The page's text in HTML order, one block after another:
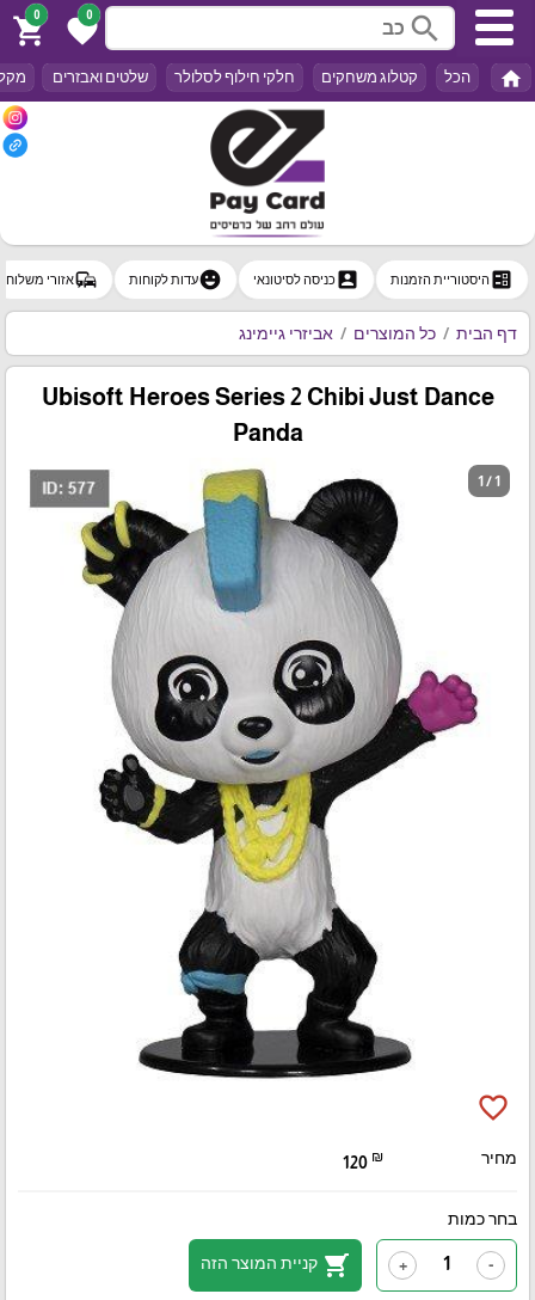
search
0
favorite
0
shopping_cart
home הכל קטלוג משחקים חלקי חילוף לסלולר שלטים ואבזרים
ballot היסטוריית הזמנות account_boxכניסה לסיטונאי emoji_emotionsעדות לקוחות commuteאזורי משלוח
דף הבית כל המוצרים אביזרי גיימינג
Ubisoft Heroes Series 2 Chibi Just Dance
Panda
1 / 1
favorite_border
מחיר 120 ₪
בחר כמות
-
+
shopping_cart קניית המוצר הזה